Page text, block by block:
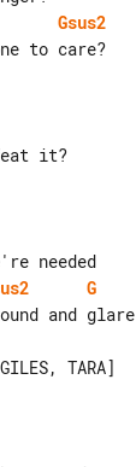
Gsus2
to care?
it?
G
and glare